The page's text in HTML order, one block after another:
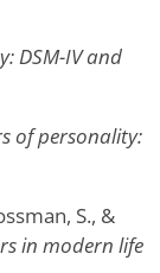
DSM-IV and
of personality:
S., &
in modern life